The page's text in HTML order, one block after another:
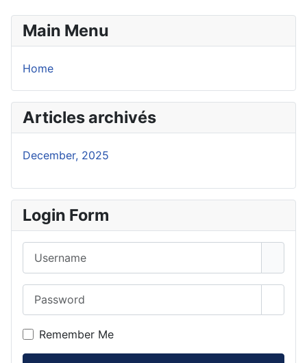
Main Menu
Home
Articles archivés
December, 2025
Login Form
Remember Me